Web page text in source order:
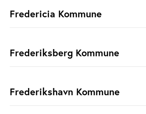
Fredericia Kommune
Frederiksberg Kommune
Frederikshavn Kommune